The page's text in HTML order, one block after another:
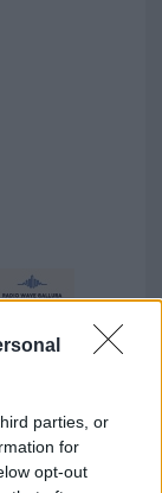
parties, or
for
opt-out